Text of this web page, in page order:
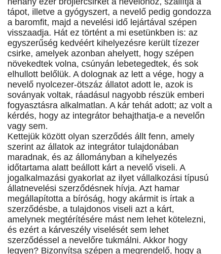
tápot, illetve a gyógyszert, a nevelő pedig gondozza
a baromfit, majd a nevelési idő lejártával szépen
visszaadja. Hát ez történt a mi esetünkben is: az
egyszerűség kedvéért kihelyezésre került tízezer
csirke, amelyek azonban ahelyett, hogy szépen
növekedtek volna, csúnyán lebetegedtek, és sok
elhullott belőlük. A dolognak az lett a vége, hogy a
nevelő nyolcezer-ötszáz állatot adott le, azok is
soványak voltak, ráadásul nagyobb részük emberi
fogyasztásra alkalmatlan. A kár tehát adott; az volt a
kérdés, hogy az integrátor behajthatja-e a nevelőn
vagy sem.
Kettejük között olyan szerződés állt fenn, amely
szerint az állatok az integrátor tulajdonában
maradnak, és az állományban a kihelyezés
időtartama alatt beállott kárt a nevelő viseli. A
jogalkalmazási gyakorlat az ilyet vállalkozási típusú
állatnevelési szerződésnek hívja. Azt hamar
megállapította a bíróság, hogy akármit is írtak a
szerződésbe, a tulajdonos viseli azt a kárt,
amelynek megtérítésére mást nem lehet kötelezni,
és ezért a kárveszély viselését sem lehet
szerződéssel a nevelőre tukmálni. Akkor hogy
legyen? Bizonyítsa szépen a megrendelő, hogy a